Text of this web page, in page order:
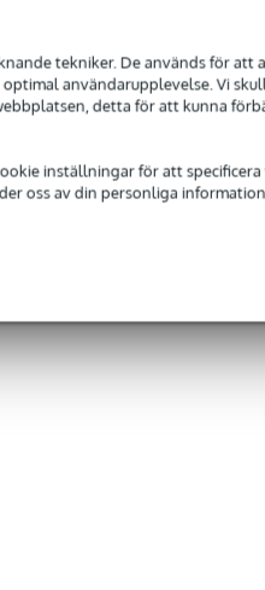
tekniker. De används för att
användarupplevelse. Vi
detta för att kunna
inställningar för att specificera
oss av din personliga